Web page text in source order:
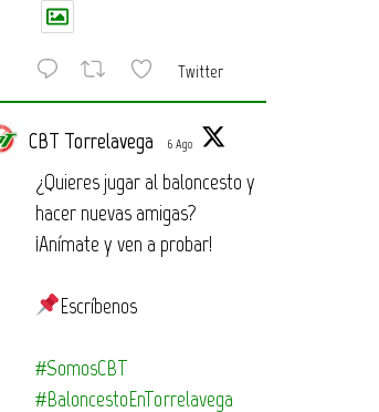
Twitter
CBT Torrelavega 6 Ago
¿Quieres jugar al baloncesto y
hacer nuevas amigas?
¡Anímate y ven a probar!
Escríbenos
#SomosCBT
#BaloncestoEnTorrelavega